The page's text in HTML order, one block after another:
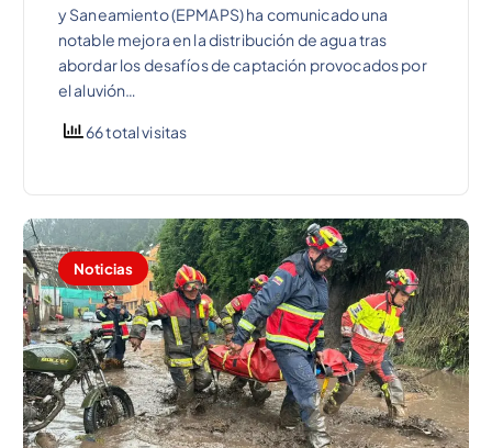
y Saneamiento (EPMAPS) ha comunicado una
notable mejora en la distribución de agua tras
abordar los desafíos de captación provocados por
el aluvión…
66 total visitas
Noticias